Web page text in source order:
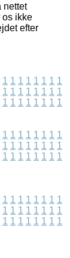
nettet
os ikke
efter
1 1 1 1 1 1 1 1
1 1 1 1 1 1 1 1
1 1 1 1 1 1 1 1
1 1 1 1 1 1 1 1
1 1 1 1 1 1 1 1
1 1 1 1 1 1 1 1
1 1 1 1 1 1 1 1
1 1 1 1 1 1 1 1
1 1 1 1 1 1 1 1